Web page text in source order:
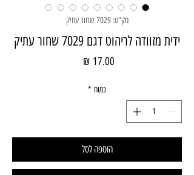
מק"ט: 7029 שחור עתיק
ידית מזוודה לריהוט דגם 7029 שחור עתיק
כמות *
הוספה לסל